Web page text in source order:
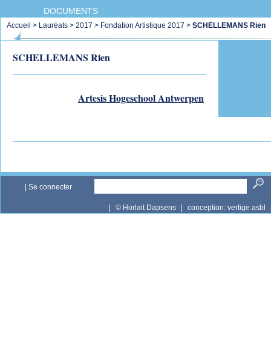
DOCUMENTS
Accueil > Lauréats > 2017 > Fondation Artistique 2017 > SCHELLEMANS Rien
SCHELLEMANS Rien
Artesis Hogeschool Antwerpen
Se connecter
© Horlait Dapsens conception: vertige asbl